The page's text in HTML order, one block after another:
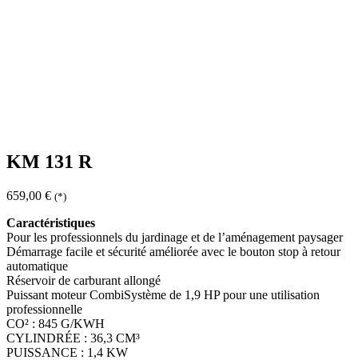
KM 131 R
659,00 € (*)
Caractéristiques
Pour les professionnels du jardinage et de l’aménagement paysager
Démarrage facile et sécurité améliorée avec le bouton stop à retour
automatique
Réservoir de carburant allongé
Puissant moteur CombiSystème de 1,9 HP pour une utilisation
professionnelle
CO² : 845 G/KWH
CYLINDRÉE : 36,3 CM³
PUISSANCE : 1,4 KW